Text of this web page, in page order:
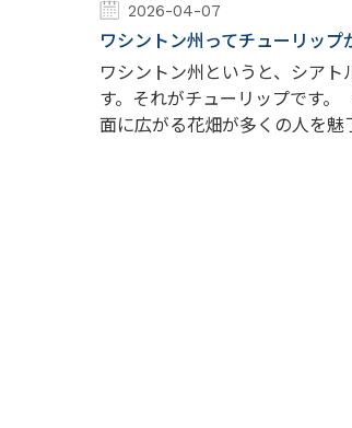
2026-04-07
ワシントン州ってチューリップ
ワシントン州というと、シア
す。それがチューリップです
面に広がる花畑が多くの人を